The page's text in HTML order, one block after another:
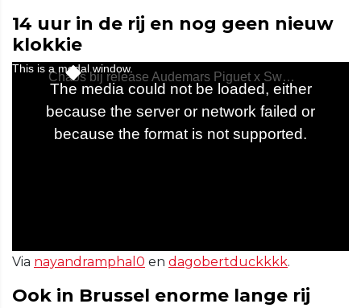
14 uur in de rij en nog geen nieuw
klokkie
Via nayandramphal0 en dagobertduckkkk.
Ook in Brussel enorme lange rij